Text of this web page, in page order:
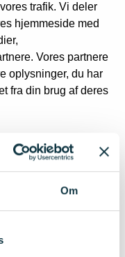
Om
trafik. Vi deler
hjemmeside med
Vores partnere
oplysninger, du har
fra din brug af deres
af websteder til
på din enhed, hvis
leveringen af den
samtykke.